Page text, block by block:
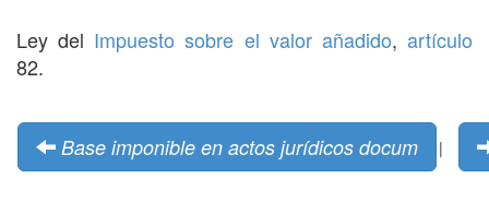
Ley del Impuesto sobre el valor añadido,artículo
82.
Base imponible en actos jurídicos docum |